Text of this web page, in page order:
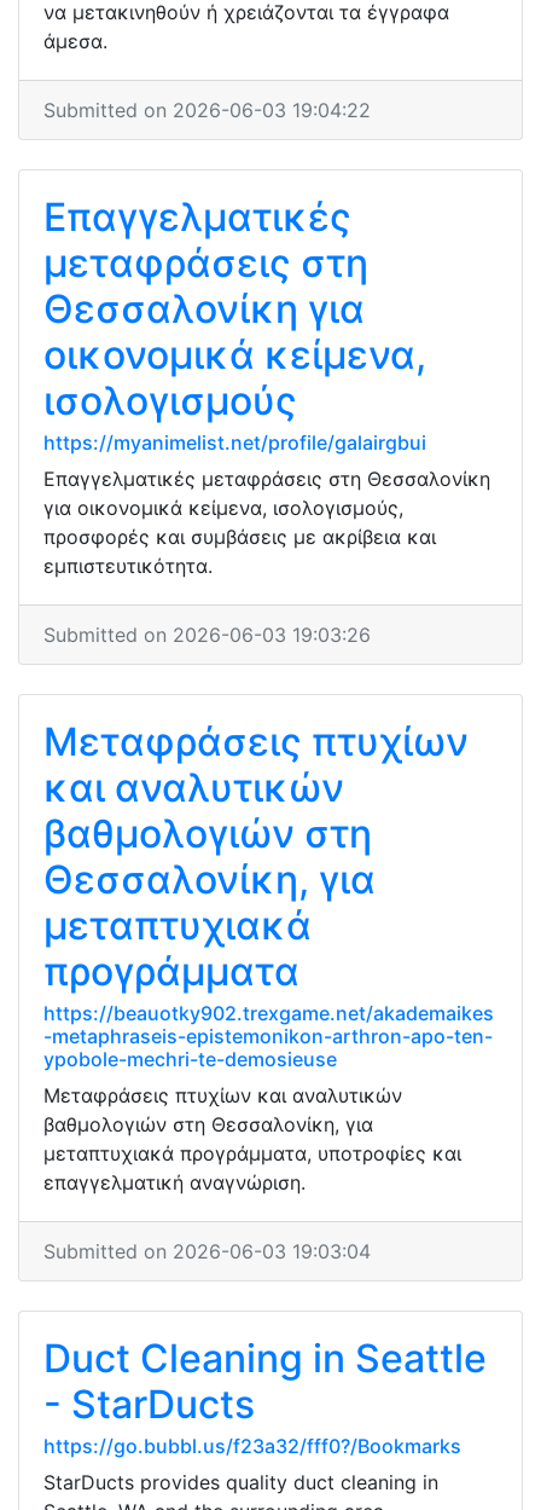
να μετακινηθούν ή χρειάζονται τα έγγραφα
άμεσα.
Submitted on 2026-06-03 19:04:22
Επαγγελματικές
μεταφράσεις στη
Θεσσαλονίκη για
οικονομικά κείμενα,
ισολογισμούς
https://myanimelist.net/profile/galairgbui
Επαγγελματικές μεταφράσεις στη Θεσσαλονίκη
για οικονομικά κείμενα, ισολογισμούς,
προσφορές και συμβάσεις με ακρίβεια και
εμπιστευτικότητα.
Submitted on 2026-06-03 19:03:26
Μεταφράσεις πτυχίων
και αναλυτικών
βαθμολογιών στη
Θεσσαλονίκη, για
μεταπτυχιακά
προγράμματα
https://beauotky902.trexgame.net/akademaikes
-metaphraseis-epistemonikon-arthron-apo-ten-
ypobole-mechri-te-demosieuse
Μεταφράσεις πτυχίων και αναλυτικών
βαθμολογιών στη Θεσσαλονίκη, για
μεταπτυχιακά προγράμματα, υποτροφίες και
επαγγελματική αναγνώριση.
Submitted on 2026-06-03 19:03:04
Duct Cleaning in Seattle
- StarDucts
https://go.bubbl.us/f23a32/fff0?/Bookmarks
StarDucts provides quality duct cleaning in